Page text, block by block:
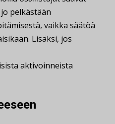
pelkästään
vaikka säätöä
Lisäksi, jos
aktivoinneista